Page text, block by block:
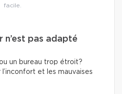
facile.
n’est pas adapté
un bureau trop étroit?
et les mauvaises